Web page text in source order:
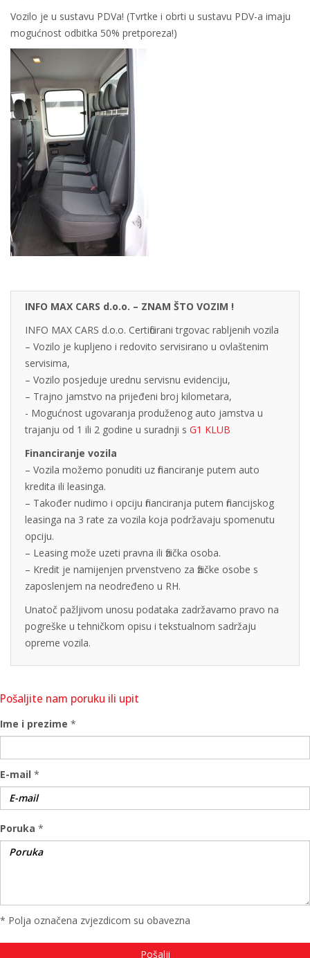
Vozilo je u sustavu PDVa! (Tvrtke i obrti u sustavu PDV-a imaju
mogućnost odbitka 50% pretporeza!)
INFO MAX CARS d.o.o. – ZNAM ŠTO VOZIM !
INFO MAX CARS d.o.o. Certificirani trgovac rabljenih vozila
– Vozilo je kupljeno i redovito servisirano u ovlaštenim
servisima,
– Vozilo posjeduje urednu servisnu evidenciju,
– Trajno jamstvo na prijeđeni broj kilometara,
- Mogućnost ugovaranja produženog auto jamstva u
trajanju od 1 ili 2 godine u suradnji s G1 KLUB
Financiranje vozila
– Vozila možemo ponuditi uz financiranje putem auto
kredita ili leasinga.
– Također nudimo i opciju financiranja putem financijskog
leasinga na 3 rate za vozila koja podržavaju spomenutu
opciju.
– Leasing može uzeti pravna ili fizička osoba.
– Kredit je namijenjen prvenstveno za fizičke osobe s
zaposlenjem na neodređeno u RH.
Unatoč pažljivom unosu podataka zadržavamo pravo na
pogreške u tehničkom opisu i tekstualnom sadržaju
opreme vozila.
Pošaljite nam poruku ili upit
Ime i prezime *
E-mail *
Poruka *
* Polja označena zvjezdicom su obavezna